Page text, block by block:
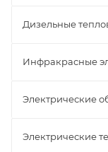
Дизельные
Инфракрасные
Электрические
Электрические